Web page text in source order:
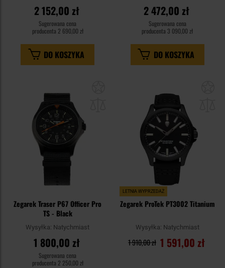
2 152,00 zł
Sugerowana cena
producenta 2 690,00 zł
DO KOSZYKA
2 472,00 zł
Sugerowana cena
producenta 3 090,00 zł
DO KOSZYKA
Zegarek Traser P67 Officer Pro
TS - Black
Wysyłka: Natychmiast
1 800,00 zł
Sugerowana cena
producenta 2 250,00 zł
LETNIA WYPRZEDAŻ
Zegarek ProTek PT3002 Titanium
Wysyłka: Natychmiast
1 591,00 zł
1 910,00 zł